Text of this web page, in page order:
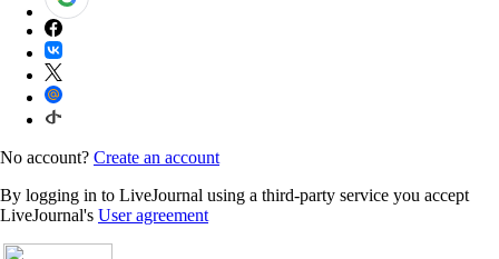
No account? Create an account
By logging in to LiveJournal using a third-party service you accept
LiveJournal's User agreement